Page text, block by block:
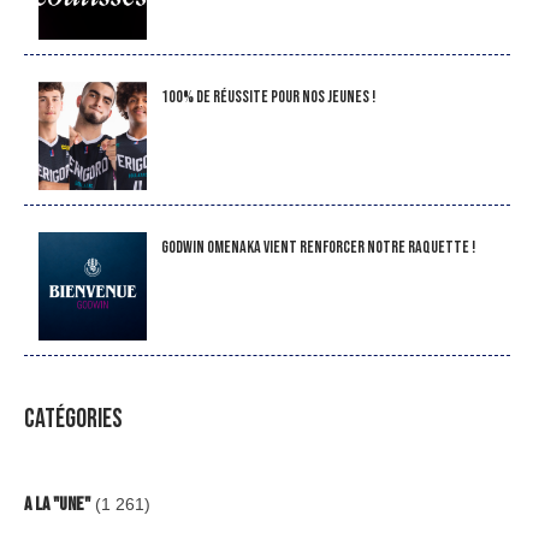
100% de réussite pour nos jeunes !
Godwin Omenaka vient renforcer notre raquette !
CATÉGORIES
A la "Une"(1 261)